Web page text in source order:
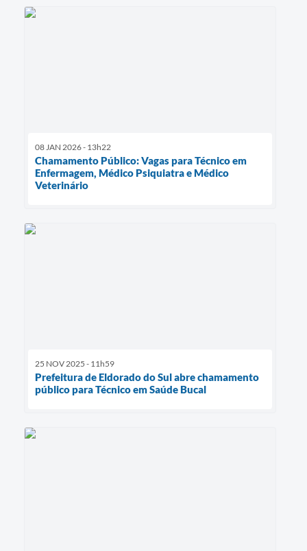
08 JAN 2026 - 13h22
Chamamento Público: Vagas para Técnico em
Enfermagem, Médico Psiquiatra e Médico
Veterinário
25 NOV 2025 - 11h59
Prefeitura de Eldorado do Sul abre chamamento
público para Técnico em Saúde Bucal